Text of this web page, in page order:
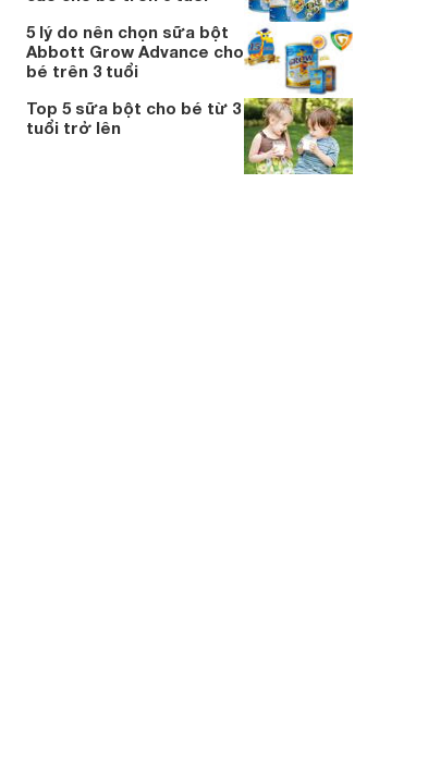
5 lý do nên chọn sữa bột
Abbott Grow Advance cho
bé trên 3 tuổi
Top 5 sữa bột cho bé từ 3
tuổi trở lên